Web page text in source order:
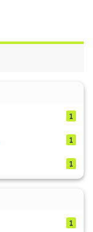
1
1
1
1